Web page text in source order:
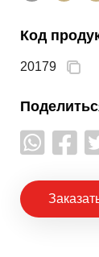
Код
20179